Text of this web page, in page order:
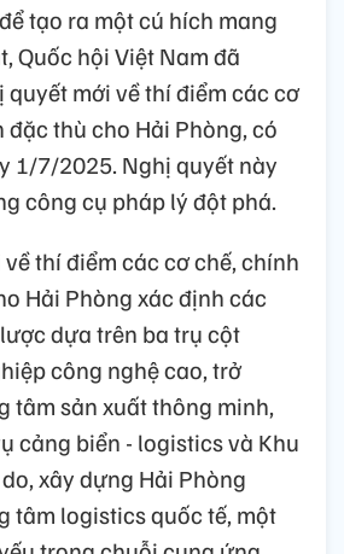
tạo ra một cú hích mang
Quốc hội Việt Nam đã
mới về thí điểm các cơ
đặc thù cho Hải Phòng, có
1/7/2025. Nghị quyết này
công cụ pháp lý đột phá.
thí điểm các cơ chế, chính
Hải Phòng xác định các
dựa trên ba trụ cột
công nghệ cao, trở
tâm sản xuất thông minh,
cảng biển - logistics và Khu
xây dựng Hải Phòng
tâm logistics quốc tế, một